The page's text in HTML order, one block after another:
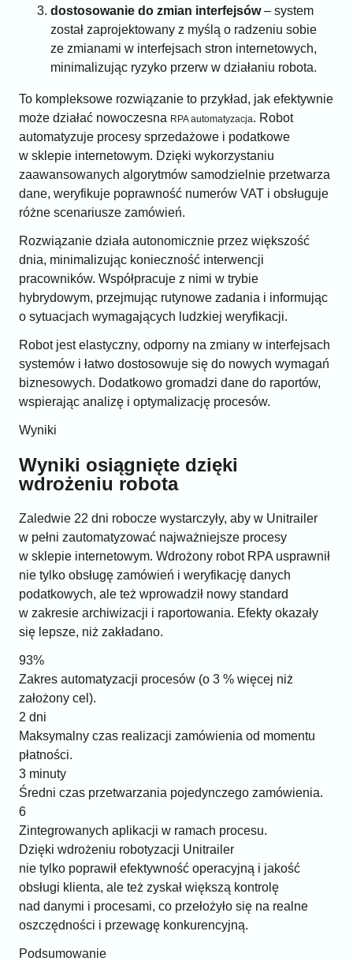
dostosowanie do zmian interfejsów– system
został zaprojektowany z myślą o radzeniu sobie
ze zmianami w interfejsach stron internetowych,
minimalizując ryzyko przerw w działaniu robota.
To kompleksowe rozwiązanie to przykład, jak efektywnie
może działać nowoczesna RPA automatyzacja. Robot
automatyzuje procesy sprzedażowe i podatkowe
w sklepie internetowym. Dzięki wykorzystaniu
zaawansowanych algorytmów samodzielnie przetwarza
dane, weryfikuje poprawność numerów VAT i obsługuje
różne scenariusze zamówień.
Rozwiązanie działa autonomicznie przez większość
dnia, minimalizując konieczność interwencji
pracowników. Współpracuje z nimi w trybie
hybrydowym, przejmując rutynowe zadania i informując
o sytuacjach wymagających ludzkiej weryfikacji.
Robot jest elastyczny, odporny na zmiany w interfejsach
systemów i łatwo dostosowuje się do nowych wymagań
biznesowych. Dodatkowo gromadzi dane do raportów,
wspierając analizę i optymalizację procesów.
Wyniki
Wyniki osiągnięte dzięki
wdrożeniu robota
Zaledwie 22 dni robocze wystarczyły, aby w Unitrailer
w pełni zautomatyzować najważniejsze procesy
w sklepie internetowym. Wdrożony robot RPA usprawnił
nie tylko obsługę zamówień i weryfikację danych
podatkowych, ale też wprowadził nowy standard
w zakresie archiwizacji i raportowania. Efekty okazały
się lepsze, niż zakładano.
93%
Zakres automatyzacji procesów (o 3 % więcej niż
założony cel).
2 dni
Maksymalny czas realizacji zamówienia od momentu
płatności.
3 minuty
Średni czas przetwarzania pojedynczego zamówienia.
6
Zintegrowanych aplikacji w ramach procesu.
Dzięki wdrożeniu robotyzacji Unitrailer
nie tylko poprawił efektywność operacyjną i jakość
obsługi klienta, ale też zyskał większą kontrolę
nad danymi i procesami, co przełożyło się na realne
oszczędności i przewagę konkurencyjną.
Podsumowanie